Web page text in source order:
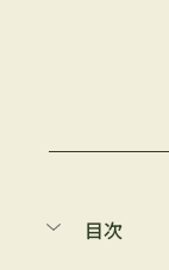
目次